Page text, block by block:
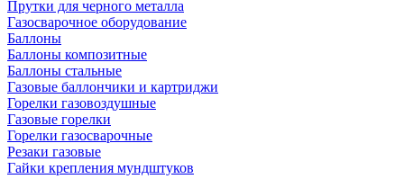
Прутки для черного металла
Газосварочное оборудование
Баллоны
Баллоны композитные
Баллоны стальные
Газовые баллончики и картриджи
Горелки газовоздушные
Газовые горелки
Горелки газосварочные
Резаки газовые
Гайки крепления мундштуков